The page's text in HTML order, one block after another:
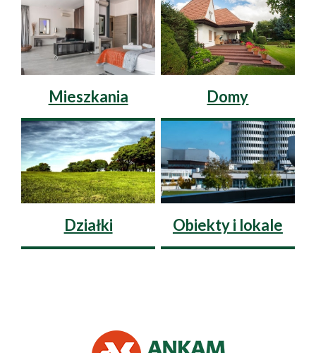
Sprzedaż
Wynajem
Mieszkania Sprzedaż
Wynajem
Domy
Sprzedaż
Działki Sprzedaż
Obiekty i lokale